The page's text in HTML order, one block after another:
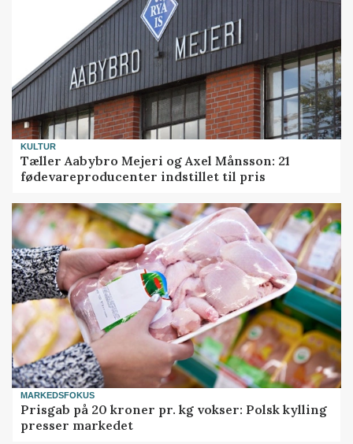
KULTUR
Tæller Aabybro Mejeri og Axel Månsson: 21
fødevareproducenter indstillet til pris
MARKEDSFOKUS
Prisgab på 20 kroner pr. kg vokser: Polsk kylling
presser markedet